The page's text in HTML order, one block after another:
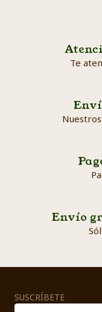
Te
Envío
SUSCRÍBETE